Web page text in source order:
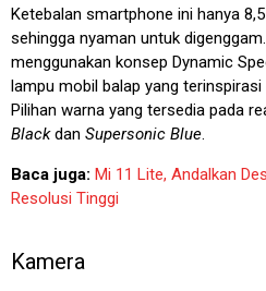
Ketebalan smartphone ini hanya
sehingga nyaman untuk
menggunakan konsep Dynamic
lampu mobil balap yang
Pilihan warna yang tersedia pada
Blackdan Supersonic Blue.
Baca juga: Mi 11 Lite, Andalkan
Resolusi Tinggi
Kamera